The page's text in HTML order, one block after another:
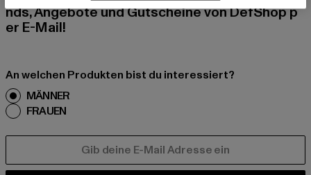
nds, Angebote und Gutscheine von DefShop p
er E-Mail!
An welchen Produkten bist du interessiert?
MÄNNER
FRAUEN